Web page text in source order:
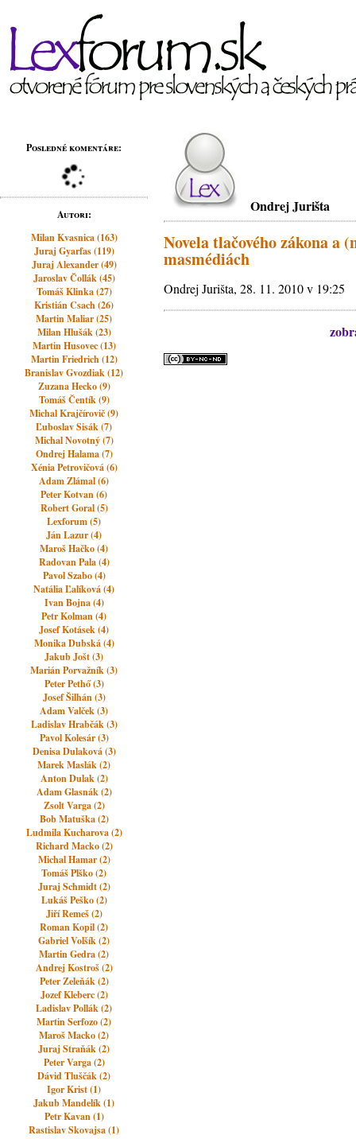
Posledné komentáre:
Autori:
Milan Kvasnica (163)
Juraj Gyarfas (119)
Juraj Alexander (49)
Jaroslav Čollák (45)
Tomáš Klinka (27)
Kristián Csach (26)
Martin Maliar (25)
Milan Hlušák (23)
Martin Husovec (13)
Martin Friedrich (12)
Branislav Gvozdiak (12)
Zuzana Hecko (9)
Tomáš Čentík (9)
Michal Krajčírovič (9)
Ľuboslav Sisák (7)
Michal Novotný (7)
Ondrej Halama (7)
Xénia Petrovičová (6)
Adam Zlámal (6)
Peter Kotvan (6)
Robert Goral (5)
Lexforum (5)
Ján Lazur (4)
Maroš Hačko (4)
Radovan Pala (4)
Pavol Szabo (4)
Natália Ľalíková (4)
Ivan Bojna (4)
Petr Kolman (4)
Josef Kotásek (4)
Monika Dubská (4)
Jakub Jošt (3)
Marián Porvažník (3)
Peter Pethő (3)
Josef Šilhán (3)
Adam Valček (3)
Ladislav Hrabčák (3)
Pavol Kolesár (3)
Denisa Dulaková (3)
Marek Maslák (2)
Anton Dulak (2)
Adam Glasnák (2)
Zsolt Varga (2)
Bob Matuška (2)
Ludmila Kucharova (2)
Richard Macko (2)
Michal Hamar (2)
Tomáš Plško (2)
Juraj Schmidt (2)
Lukáš Peško (2)
Jiří Remeš (2)
Roman Kopil (2)
Gabriel Volšík (2)
Martin Gedra (2)
Andrej Kostroš (2)
Peter Zeleňák (2)
Jozef Kleberc (2)
Ladislav Pollák (2)
Martin Serfozo (2)
Maroš Macko (2)
Juraj Straňák (2)
Peter Varga (2)
Dávid Tluščák (2)
Igor Krist (1)
Jakub Mandelík (1)
Petr Kavan (1)
Rastislav Skovajsa (1)
Ondrej Jurišta
Novela tlačového zákona a
masmédiách
Ondrej Jurišta, 28. 11. 2010 v 19:25